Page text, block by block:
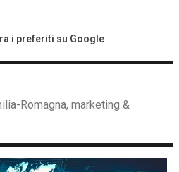
i preferiti su Google
Romagna, marketing &